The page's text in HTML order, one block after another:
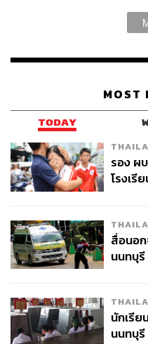
MOST
TODAY
รอง ผ
โรงเรี
สื่อนอ
นนทบุ
นักเรีย
นนทบุ